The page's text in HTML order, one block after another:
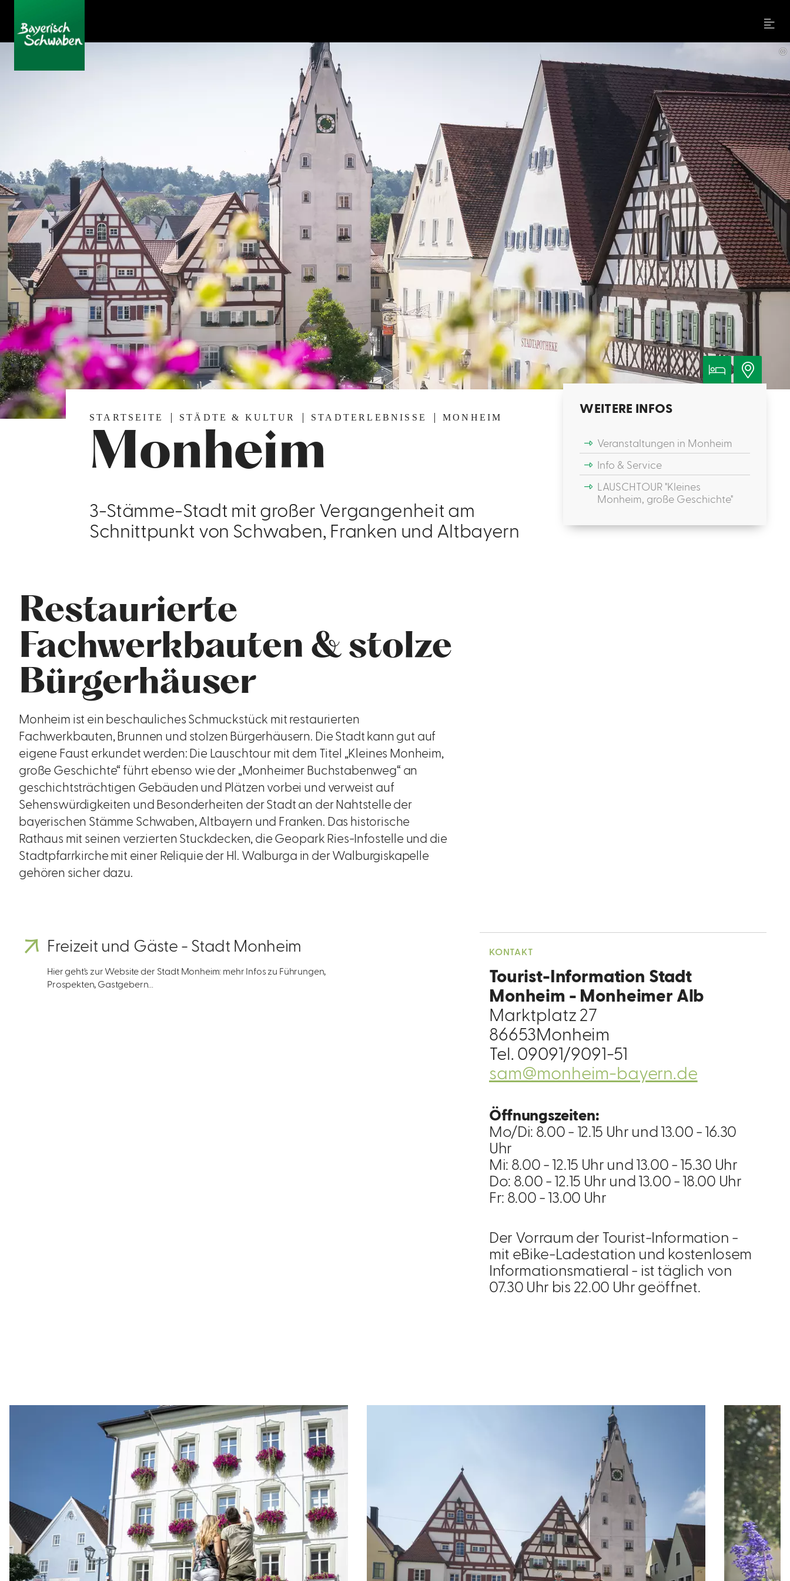
Menu
©
STARTSEITE STÄDTE & KULTUR STADTERLEBNISSE MONHEIM
Monheim
3-Stämme-Stadt mit großer Vergangenheit am
Schnittpunkt von Schwaben, Franken und Altbayern
WEITERE INFOS
Veranstaltungen in Monheim
Info & Service
LAUSCHTOUR "Kleines
Monheim, große Geschichte"
Restaurierte
Fachwerkbauten & stolze
Bürgerhäuser
Monheim ist ein beschauliches Schmuckstück mit restaurierten
Fachwerkbauten, Brunnen und stolzen Bürgerhäusern. Die Stadt kann gut auf
eigene Faust erkundet werden: Die Lauschtour mit dem Titel „Kleines Monheim,
große Geschichte“ führt ebenso wie der „Monheimer Buchstabenweg“ an
geschichtsträchtigen Gebäuden und Plätzen vorbei und verweist auf
Sehenswürdigkeiten und Besonderheiten der Stadt an der Nahtstelle der
bayerischen Stämme Schwaben, Altbayern und Franken. Das historische
Rathaus mit seinen verzierten Stuckdecken, die Geopark Ries-Infostelle und die
Stadtpfarrkirche mit einer Reliquie der Hl. Walburga in der Walburgiskapelle
gehören sicher dazu.
Freizeit und Gäste - Stadt Monheim
Hier geht's zur Website der Stadt Monheim: mehr Infos zu Führungen,
Prospekten, Gastgebern...
KONTAKT
Tourist-Information Stadt
Monheim - Monheimer Alb
Marktplatz 27
86653Monheim
Tel. 09091/9091-51
sam@monheim-bayern.de
Öffnungszeiten:
Mo/Di: 8.00 - 12.15 Uhr und 13.00 - 16.30
Uhr
Mi: 8.00 - 12.15 Uhr und 13.00 - 15.30 Uhr
Do: 8.00 - 12.15 Uhr und 13.00 - 18.00 Uhr
Fr: 8.00 - 13.00 Uhr
Der Vorraum der Tourist-Information -
mit eBike-Ladestation und kostenlosem
Informationsmatieral - ist täglich von
07.30 Uhr bis 22.00 Uhr geöffnet.